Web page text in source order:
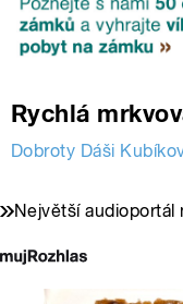
Rychlá
Dobroty Dáši
Největší